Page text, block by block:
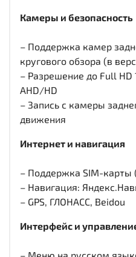
Камеры и безопасность
– Поддержка камер
кругового обзора (в
– Разрешение до Full
AHD/HD
– Запись с камеры
движения
Интернет и навигация
– Поддержка SIM-карты
– Навигация:
– GPS, ГЛОНАСС, Beidou
Интерфейс и